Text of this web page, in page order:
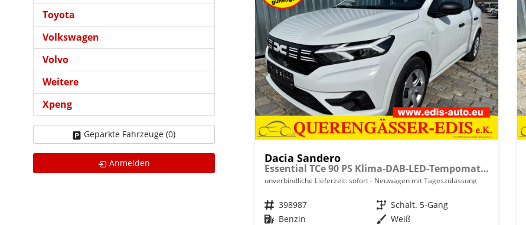
Dacia Sandero
Essential TCe 90 PS Klima-DAB-LED-Tempomat-Limiter-sofort
unverbindliche Lieferzeit: sofort Neuwagen mit Tageszulassung
Fahrzeugnr. 398987 Getriebe Schalt. 5-Gang
Kraftstoff Benzin Außenfarbe Weiß
Toyota
Volkswagen
Volvo
Weitere
Xpeng
Geparkte Fahrzeuge (0)
Anmelden